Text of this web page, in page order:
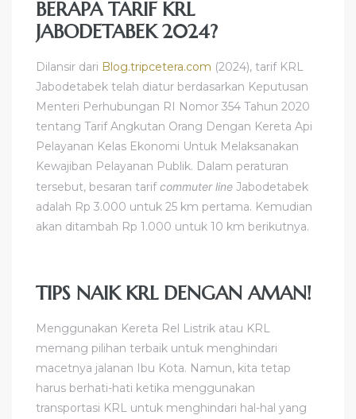
BERAPA TARIF KRL
JABODETABEK 2024?
Dilansir dari Blog.tripcetera.com (2024), tarif KRL
Jabodetabek telah diatur berdasarkan Keputusan
Menteri Perhubungan RI Nomor 354 Tahun 2020
tentang Tarif Angkutan Orang Dengan Kereta Api
Pelayanan Kelas Ekonomi Untuk Melaksanakan
Kewajiban Pelayanan Publik. Dalam peraturan
tersebut, besaran tarifcommuter line Jabodetabek
adalah Rp 3.000 untuk 25 km pertama. Kemudian
akan ditambah Rp 1.000 untuk 10 km berikutnya.
TIPS NAIK KRL DENGAN AMAN!
Menggunakan Kereta Rel Listrik atau KRL
memang pilihan terbaik untuk menghindari
macetnya jalanan Ibu Kota. Namun, kita tetap
harus berhati-hati ketika menggunakan
transportasi KRL untuk menghindari hal-hal yang